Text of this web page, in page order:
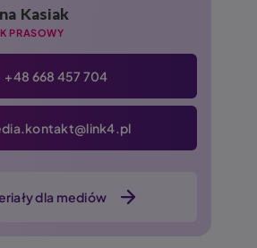
Kasiak
PRASOWY
+48 668 457 704
dla mediów